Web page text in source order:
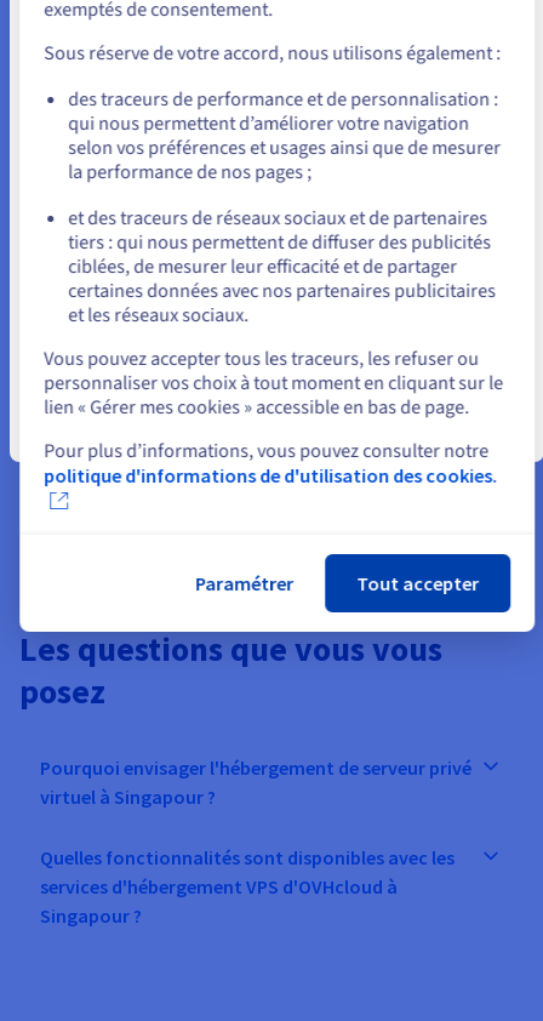
À quoi servent le mieux les
serveurs VPS ?
Minecraft
L’incontournable des jeux «
bac à sable » multijoueurs.
Administrezvos serveurs
les « mods » dont vous avez
besoin.
Déployer un VPS
sandbox
En quelques secondes,
déployez un
virtuel et flexible afin
d’accélérer le passage
concept à la production.
En savoir plus
Les questions que vous vous
posez
Pourquoi envisager l'hébergement de serveur privé
virtuel à Singapour ?
Quelles fonctionnalités sont disponibles avec les
services d'hébergement VPS d'OVHcloud à
Singapour ?
Pour commander, rendez-vous sur le site de votre pays (États-
Allez sur le site États-Unis
us.ovhcloud.com/
Anglais USD - $
ou
Rester sur le site actuel
Sélectionner un autre site web
exemptés de consentement.
Sous réserve de votre accord, nous utilisons également :
des traceurs de performance et de personnalisation :
qui nous permettent d’améliorer votre navigation
selon vos préférences et usages ainsi que de mesurer
la performance de nos pages ;
et des traceurs de réseaux sociaux et de partenaires
tiers : qui nous permettent de diffuser des publicités
ciblées, de mesurer leur efficacité et de partager
certaines données avec nos partenaires publicitaires
et les réseaux sociaux.
Vous pouvez accepter tous les traceurs, les refuser ou
personnaliser vos choix à tout moment en cliquant sur le
lien « Gérer mes cookies » accessible en bas de page.
Pour plus d’informations, vous pouvez consulter notre
politique d'informations de d'utilisation des cookies.
Paramétrer Tout accepter